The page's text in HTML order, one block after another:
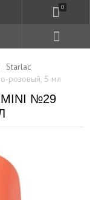
0
Starlac
розовый, 5 мл
MINI №29